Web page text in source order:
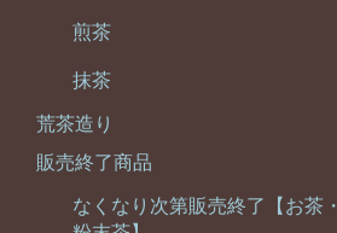
煎茶
抹茶
荒茶造り
販売終了商品
なくなり次第販売終了【お茶・